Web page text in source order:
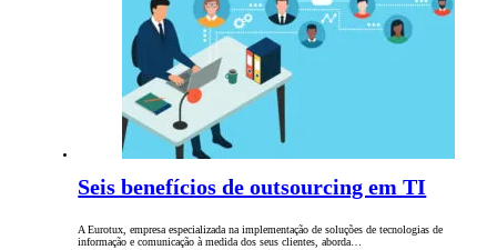
Seis benefícios de outsourcing em TI
A Eurotux, empresa especializada na implementação de soluções de tecnologias de
informação e comunicação à medida dos seus clientes, aborda…